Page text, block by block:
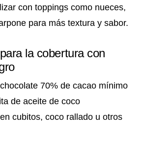
con toppings como nueces,
para más textura y sabor.
la cobertura con
70% de cacao mínimo
de aceite de coco
cubitos, coco rallado u otros